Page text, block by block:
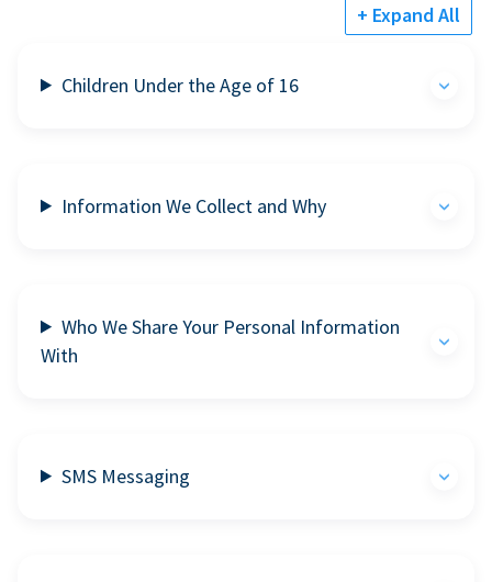
+ Expand All
Children Under the Age of 16
Information We Collect and Why
Who We Share Your Personal Information
With
SMS Messaging